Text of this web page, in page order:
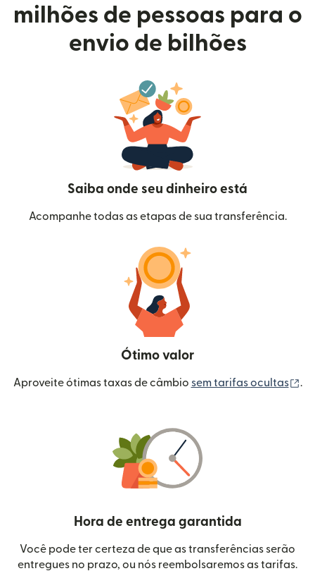
milhões de pessoas para o
envio de bilhões
Saiba onde seu dinheiro está
Acompanhe todas as etapas de sua transferência.
Ótimo valor
Aproveite ótimas taxas de câmbio sem tarifas ocultas .
Hora de entrega garantida
Você pode ter certeza de que as transferências serão
entregues no prazo, ou nós reembolsaremos as tarifas.